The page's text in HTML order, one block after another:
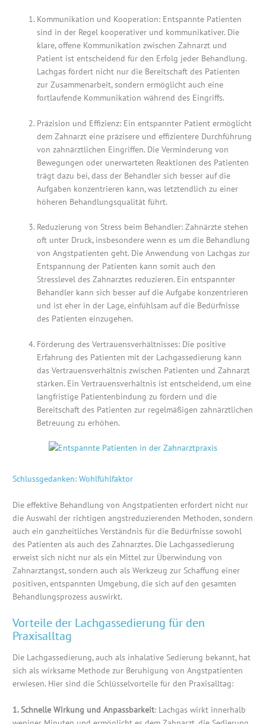
Kommunikation und Kooperation: Entspannte Patienten
sind in der Regel kooperativer und kommunikativer. Die
klare, offene Kommunikation zwischen Zahnarzt und
Patient ist entscheidend für den Erfolg jeder Behandlung.
Lachgas fördert nicht nur die Bereitschaft des Patienten
zur Zusammenarbeit, sondern ermöglicht auch eine
fortlaufende Kommunikation während des Eingriffs.
Präzision und Effizienz: Ein entspannter Patient ermöglicht
dem Zahnarzt eine präzisere und effizientere Durchführung
von zahnärztlichen Eingriffen. Die Verminderung von
Bewegungen oder unerwarteten Reaktionen des Patienten
trägt dazu bei, dass der Behandler sich besser auf die
Aufgaben konzentrieren kann, was letztendlich zu einer
höheren Behandlungsqualität führt.
Reduzierung von Stress beim Behandler: Zahnärzte stehen
oft unter Druck, insbesondere wenn es um die Behandlung
von Angstpatienten geht. Die Anwendung von Lachgas zur
Entspannung der Patienten kann somit auch den
Stresslevel des Zahnarztes reduzieren. Ein entspannter
Behandler kann sich besser auf die Aufgabe konzentrieren
und ist eher in der Lage, einfühlsam auf die Bedürfnisse
des Patienten einzugehen.
Förderung des Vertrauensverhältnisses: Die positive
Erfahrung des Patienten mit der Lachgassedierung kann
das Vertrauensverhältnis zwischen Patienten und Zahnarzt
stärken. Ein Vertrauensverhältnis ist entscheidend, um eine
langfristige Patientenbindung zu fördern und die
Bereitschaft des Patienten zur regelmäßigen zahnärztlichen
Betreuung zu erhöhen.
Schlussgedanken: Wohlfühlfaktor
Die effektive Behandlung von Angstpatienten erfordert nicht nur
die Auswahl der richtigen angstreduzierenden Methoden, sondern
auch ein ganzheitliches Verständnis für die Bedürfnisse sowohl
des Patienten als auch des Zahnarztes. Die Lachgassedierung
erweist sich nicht nur als ein Mittel zur Überwindung von
Zahnarztangst, sondern auch als Werkzeug zur Schaffung einer
positiven, entspannten Umgebung, die sich auf den gesamten
Behandlungsprozess auswirkt.
Vorteile der Lachgassedierung für den
Praxisalltag
Die Lachgassedierung, auch als inhalative Sedierung bekannt, hat
sich als wirksame Methode zur Beruhigung von Angstpatienten
erwiesen. Hier sind die Schlüsselvorteile für den Praxisalltag:
1. Schnelle Wirkung und Anpassbarkeit: Lachgas wirkt innerhalb